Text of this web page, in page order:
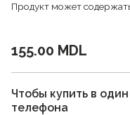
Продукт может
155.00 MDL
Чтобы купить в
телефона